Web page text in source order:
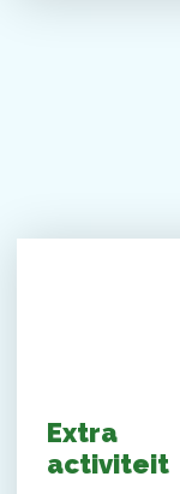
Extra
activiteit